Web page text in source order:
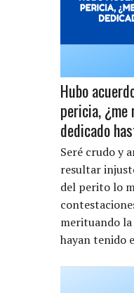
Hubo
pericia, ¿me
dedicado
Seré crudo y
resultar
del perito lo
merituando la
hayan tenido